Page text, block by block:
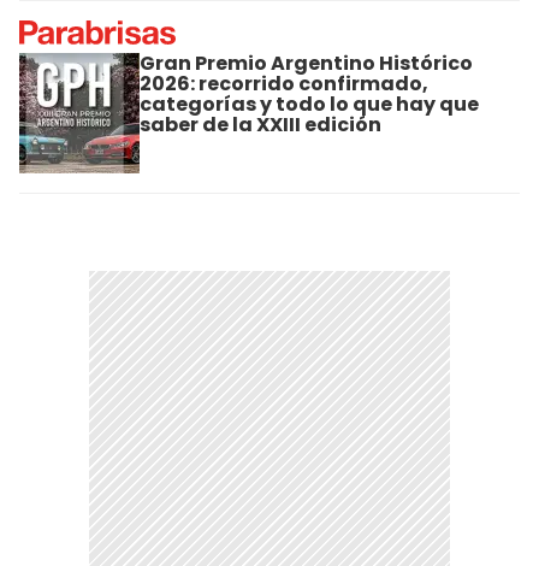
Gran Premio Argentino Histórico
2026: recorrido confirmado,
categorías y todo lo que hay que
saber de la XXIII edición